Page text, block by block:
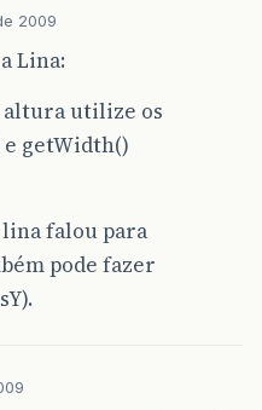
2009
Lina:
altura utilize os
getWidth()
falou para
pode fazer